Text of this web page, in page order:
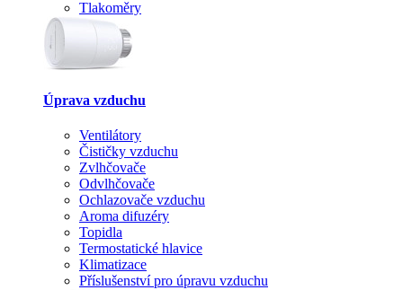
Tlakoměry
Úprava vzduchu
Ventilátory
Čističky vzduchu
Zvlhčovače
Odvlhčovače
Ochlazovače vzduchu
Aroma difuzéry
Topidla
Termostatické hlavice
Klimatizace
Příslušenství pro úpravu vzduchu